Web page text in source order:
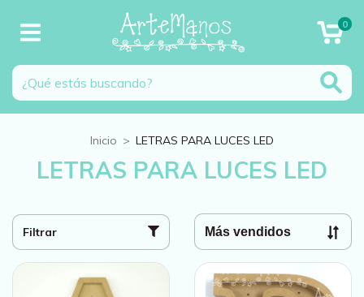
0
Inicio > LETRAS PARA LUCES LED
LETRAS PARA LUCES LED
Filtrar